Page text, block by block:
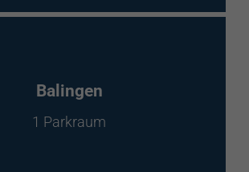
Balingen
1 Parkraum